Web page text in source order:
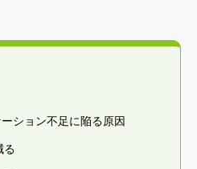
ション不足に陥る原因
る